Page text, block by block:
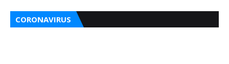
CORONAVIRUS